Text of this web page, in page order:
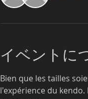
イベントに
Bien que les tailles
l'expérience du kendo.